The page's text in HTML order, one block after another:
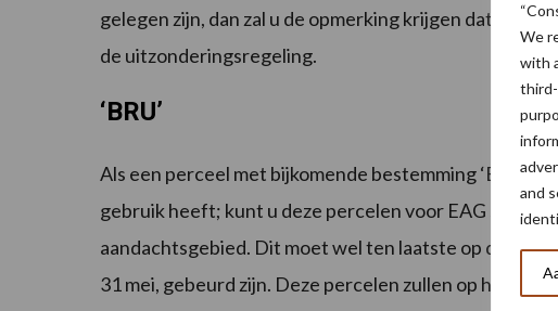
We
with
and
gelegen zijn, dan zal u de opmerking krijgen dat het
de uitzonderingsregeling.
‘BRU’
Als een perceel met bijkomende bestemming ‘BRU’
gebruik heeft; kunt u deze percelen voor EAG
aandachtsgebied. Dit moet wel ten laatste op de
31 mei, gebeurd zijn. Deze percelen zullen op het e-